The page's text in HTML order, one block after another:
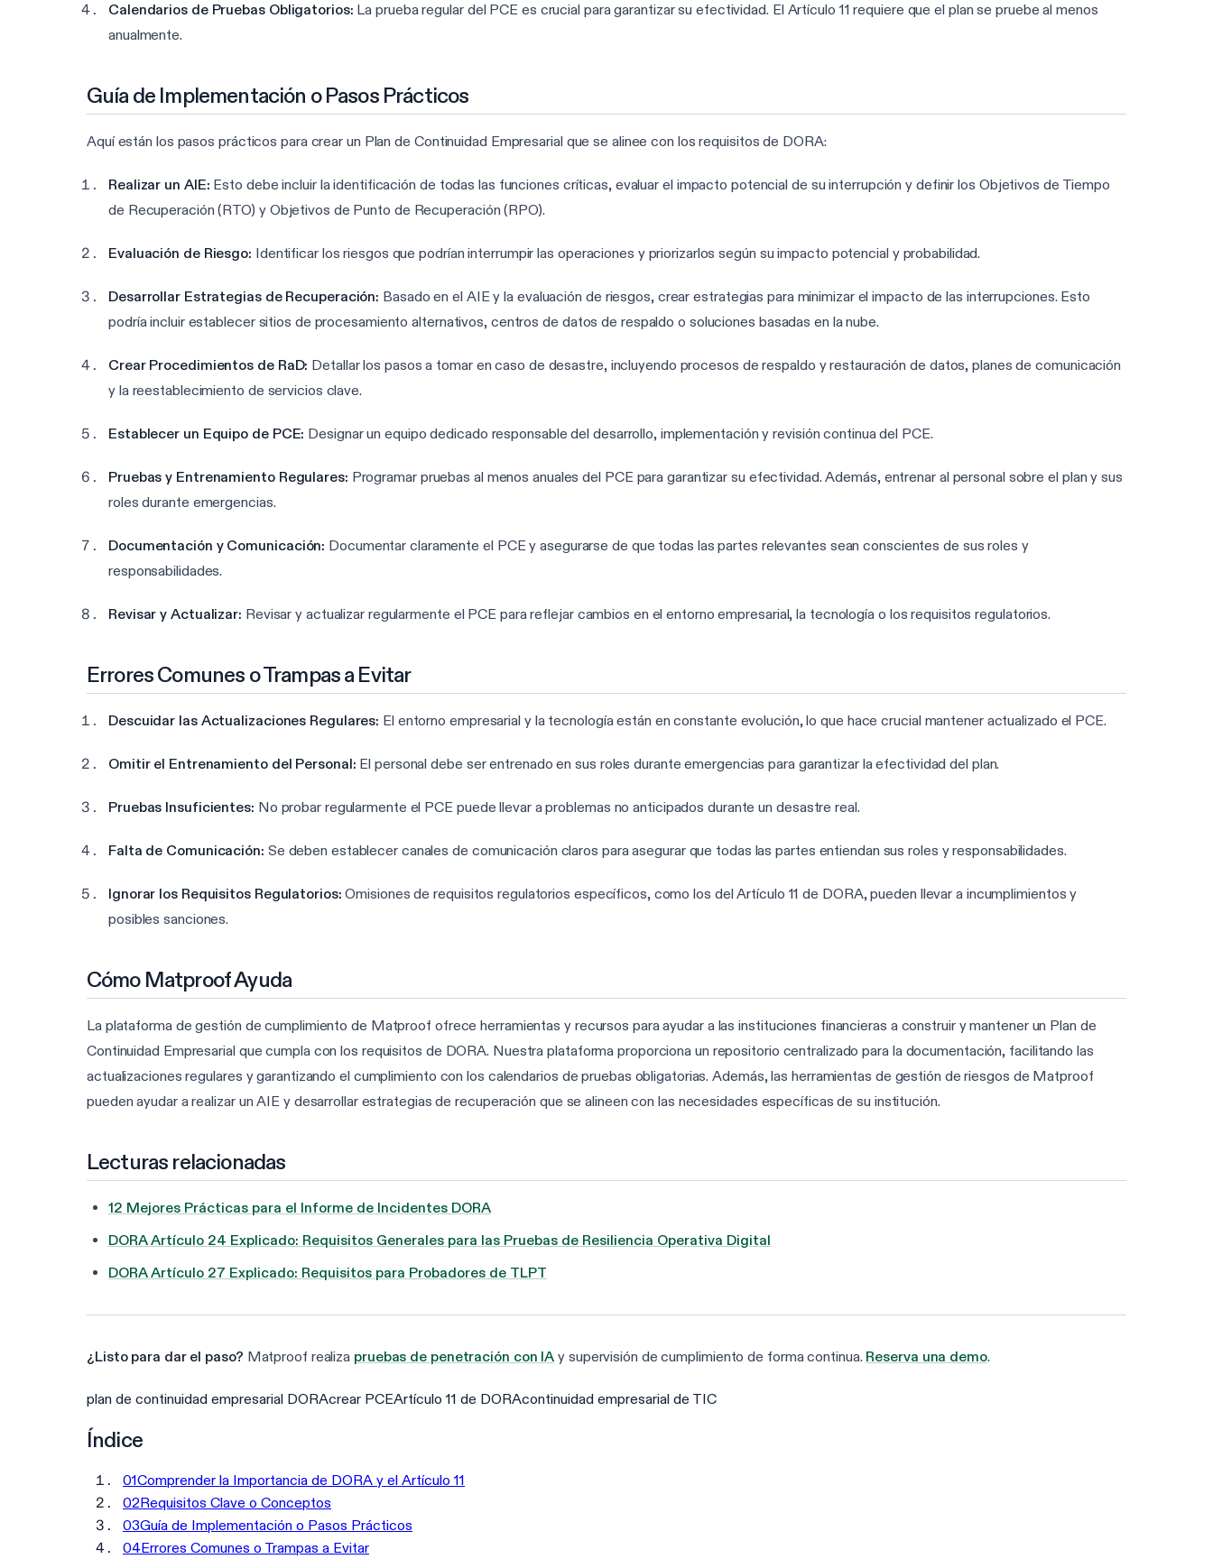
Calendarios de Pruebas Obligatorios: La prueba regular del PCE es crucial para garantizar su efectividad. El Artículo 11 requiere que el plan se pruebe al menos
anualmente.
Guía de Implementación o Pasos Prácticos
Aquí están los pasos prácticos para crear un Plan de Continuidad Empresarial que se alinee con los requisitos de DORA:
Realizar un AIE: Esto debe incluir la identificación de todas las funciones críticas, evaluar el impacto potencial de su interrupción y definir los Objetivos de Tiempo
de Recuperación (RTO) y Objetivos de Punto de Recuperación (RPO).
Evaluación de Riesgo: Identificar los riesgos que podrían interrumpir las operaciones y priorizarlos según su impacto potencial y probabilidad.
Desarrollar Estrategias de Recuperación: Basado en el AIE y la evaluación de riesgos, crear estrategias para minimizar el impacto de las interrupciones. Esto
podría incluir establecer sitios de procesamiento alternativos, centros de datos de respaldo o soluciones basadas en la nube.
Crear Procedimientos de RaD: Detallar los pasos a tomar en caso de desastre, incluyendo procesos de respaldo y restauración de datos, planes de comunicación
y la reestablecimiento de servicios clave.
Establecer un Equipo de PCE: Designar un equipo dedicado responsable del desarrollo, implementación y revisión continua del PCE.
Pruebas y Entrenamiento Regulares: Programar pruebas al menos anuales del PCE para garantizar su efectividad. Además, entrenar al personal sobre el plan y sus
roles durante emergencias.
Documentación y Comunicación: Documentar claramente el PCE y asegurarse de que todas las partes relevantes sean conscientes de sus roles y
responsabilidades.
Revisar y Actualizar: Revisar y actualizar regularmente el PCE para reflejar cambios en el entorno empresarial, la tecnología o los requisitos regulatorios.
Errores Comunes o Trampas a Evitar
Descuidar las Actualizaciones Regulares: El entorno empresarial y la tecnología están en constante evolución, lo que hace crucial mantener actualizado el PCE.
Omitir el Entrenamiento del Personal: El personal debe ser entrenado en sus roles durante emergencias para garantizar la efectividad del plan.
Pruebas Insuficientes: No probar regularmente el PCE puede llevar a problemas no anticipados durante un desastre real.
Falta de Comunicación: Se deben establecer canales de comunicación claros para asegurar que todas las partes entiendan sus roles y responsabilidades.
Ignorar los Requisitos Regulatorios: Omisiones de requisitos regulatorios específicos, como los del Artículo 11 de DORA, pueden llevar a incumplimientos y
posibles sanciones.
Cómo Matproof Ayuda
La plataforma de gestión de cumplimiento de Matproof ofrece herramientas y recursos para ayudar a las instituciones financieras a construir y mantener un Plan de
Continuidad Empresarial que cumpla con los requisitos de DORA. Nuestra plataforma proporciona un repositorio centralizado para la documentación, facilitando las
actualizaciones regulares y garantizando el cumplimiento con los calendarios de pruebas obligatorias. Además, las herramientas de gestión de riesgos de Matproof
pueden ayudar a realizar un AIE y desarrollar estrategias de recuperación que se alineen con las necesidades específicas de su institución.
Lecturas relacionadas
12 Mejores Prácticas para el Informe de Incidentes DORA
DORA Artículo 24 Explicado: Requisitos Generales para las Pruebas de Resiliencia Operativa Digital
DORA Artículo 27 Explicado: Requisitos para Probadores de TLPT
¿Listo para dar el paso? Matproof realiza pruebas de penetración con IA y supervisión de cumplimiento de forma continua. Reserva una demo.
plan de continuidad empresarial DORAcrear PCEArtículo 11 de DORAcontinuidad empresarial de TIC
Índice
01Comprender la Importancia de DORA y el Artículo 11
02Requisitos Clave o Conceptos
03Guía de Implementación o Pasos Prácticos
04Errores Comunes o Trampas a Evitar